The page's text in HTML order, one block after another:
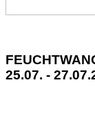
25.07. -